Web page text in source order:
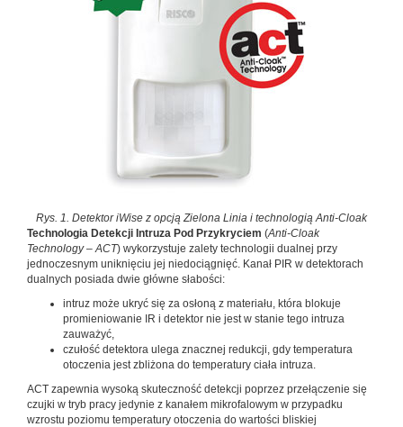
Rys. 1. Detektor iWise z opcją Zielona Linia i technologią Anti-Cloak
Technologia Detekcji Intruza Pod Przykryciem (Anti-Cloak
Technology – ACT) wykorzystuje zalety technologii dualnej przy
jednoczesnym uniknięciu jej niedociągnięć. Kanał PIR w detektorach
dualnych posiada dwie główne słabości:
intruz może ukryć się za osłoną z materiału, która blo­kuje
promieniowanie IR i detektor nie jest w stanie tego intruza
zauważyć,
czułość detektora ulega znacznej redukcji, gdy temperatu­ra
otoczenia jest zbliżona do temperatury ciała intruza.
ACT zapewnia wysoką skuteczność detekcji poprzez prze­łączenie się
czujki w tryb pracy jedynie z kanałem mikrofalo­wym w przypadku
wzrostu poziomu temperatury otoczenia do wartości bliskiej